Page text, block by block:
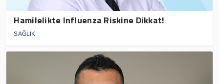
Hamilelikte Influenza Riskine Dikkat!
SAĞLIK